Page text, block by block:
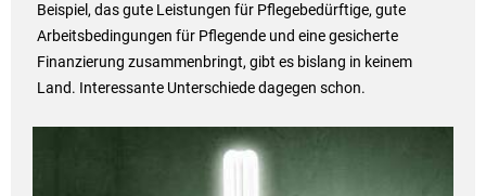
Beispiel, das gute Leistungen für Pflegebedürftige, gute
Arbeitsbedingungen für Pflegende und eine gesicherte
Finanzierung zusammenbringt, gibt es bislang in keinem
Land. Interessante Unterschiede dagegen schon.